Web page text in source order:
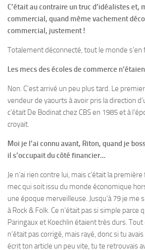
C’était au contraire un truc d’idéalistes et,
commercial, quand même vachement
commercial, justement !
Totalement déconnecté, tout le monde s’en
Les mecs des écoles de commerce
Non. C’est arrivé un peu plus tard. Le
vendeur de yaourts à avoir pris la direction
c’était De Bodinat chez CBS en 1985 et à
croyait.
Moi je l’ai connu avant, Riton, quand je
il s’occupait du côté financier…
Je n’ai rien contre lui, mais c’était la
mec qui soit issu du monde économique
une époque merveilleuse. Jusqu’à 79 je me
à Rock & Folk. Ce n’était pas si simple parce
Paringaux et Koechlin étaient très durs.
n’était pas corrigé, mais rayé, donc si tu
écrit ton article un peu vite, tu te retrouvais